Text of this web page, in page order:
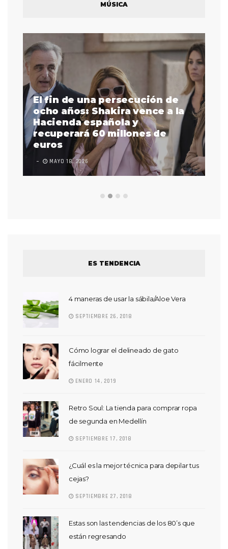
MÚSICA
El fin de una persecución de
ocho años: Shakira vence a la
Hacienda española y
recuperará 60 millones de
euros
MAYO 18, 2026
ES TENDENCIA
4 maneras de usar la sábila/Aloe Vera
SEPTIEMBRE 26, 2018
Cómo lograr el delineado de gato
fácilmente
ENERO 14, 2019
Retro Soul: La tienda para comprar ropa
de segunda en Medellín
SEPTIEMBRE 17, 2018
¿Cuál es la mejor técnica para depilar tus
cejas?
SEPTIEMBRE 27, 2018
Estas son las tendencias de los 80’s que
están regresando